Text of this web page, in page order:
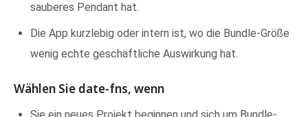
sauberes Pendant hat.
Die App kurzlebig oder intern ist, wo die Bundle-Größe
wenig echte geschäftliche Auswirkung hat.
Wählen Sie date-fns, wenn